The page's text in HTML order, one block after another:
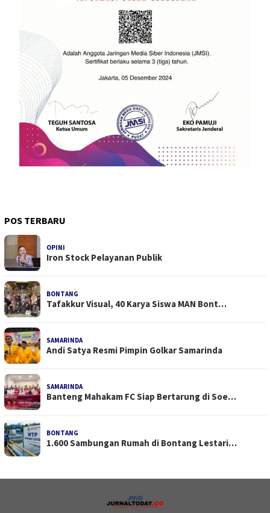
POS TERBARU
OPINI
Iron Stock Pelayanan Publik
BONTANG
Tafakkur Visual, 40 Karya Siswa MAN Bont…
SAMARINDA
Andi Satya Resmi Pimpin Golkar Samarinda
SAMARINDA
Banteng Mahakam FC Siap Bertarung di Soe…
BONTANG
1.600 Sambungan Rumah di Bontang Lestari…